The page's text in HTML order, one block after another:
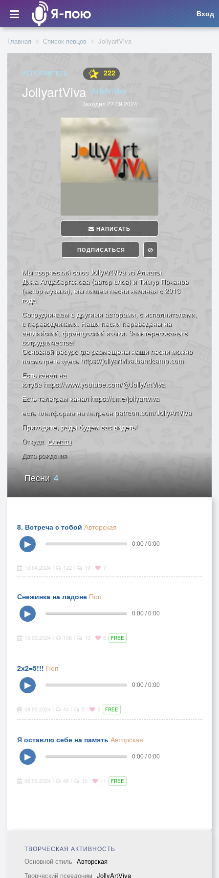
Вход
Главная Список певцов JollyartViva
ИСПОЛНИТЕЛЬ 222
JollyartViva JollyArtViva
Заходил 27.09.2024
НАПИСАТЬ
ПОДПИСАТЬСЯ
Мы творческий союз JollyArtViva из Алматы.
Дина Алдабергенова (автор слов) и Тимур Почанов
(автор музыки), мы пишем песни начиная с 2013
года.
Сотрудничаем с другими авторами, с исполнителями,
с переводчиками. Наши песни переведены на
английский, французский языки. Заинтересованы в
сотрудничестве!
Основной ресурс где размещены наши песни можно
посмотреть здесь https://jollyartviva.bandcamp.com
Есть канал на
ютубе https://www.youtube.com/@JollyArtViva
Есть телеграм канал https://t.me/jollyartviva
есть платформа на патреон patreon.com/JollyArtViva
Приходите, рады будем вас видеть!
Откуда Алматы
Дата рождения
Песни 4
8. Встреча с тобой Авторская
▶
0:00 / 0:00
15.04.2024 122 19 7
Снежинка на ладоне Поп
▶
0:00 / 0:00
10.03.2024 106 10 6 FREE
2х2=5!!! Поп
▶
0:00 / 0:00
08.03.2024 44 5 5 FREE
Я оставлю себе на память Авторская
▶
0:00 / 0:00
06.03.2024 48 10 11 FREE
ТВОРЧЕСКАЯ АКТИВНОСТЬ
Основной стиль Авторская
Творческий псевдоним JollyArtViva